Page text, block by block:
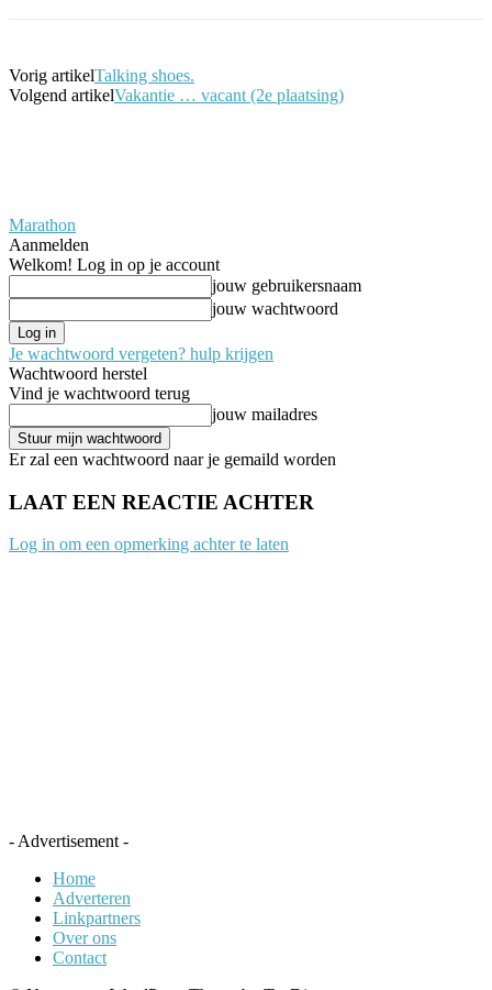
Vorig artikelTalking shoes.
Volgend artikelVakantie … vacant (2e plaatsing)
Marathon
Aanmelden
Welkom! Log in op je account
jouw gebruikersnaam
jouw wachtwoord
Je wachtwoord vergeten? hulp krijgen
Wachtwoord herstel
Vind je wachtwoord terug
jouw mailadres
Er zal een wachtwoord naar je gemaild worden
LAAT EEN REACTIE ACHTER
Log in om een opmerking achter te laten
- Advertisement -
Home
Adverteren
Linkpartners
Over ons
Contact